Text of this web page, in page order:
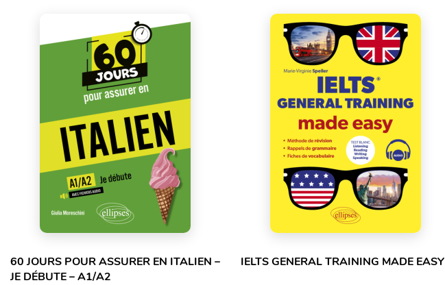
60 JOURS POUR ASSURER EN ITALIEN –
JE DÉBUTE – A1/A2
IELTS GENERAL TRAINING MADE EASY